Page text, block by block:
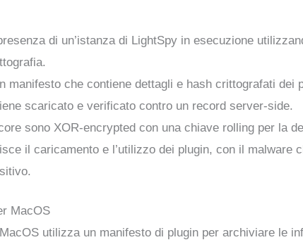
di un’istanza di LightSpy in esecuzione
manifesto che contiene dettagli e hash crittografati dei
scaricato e verificato contro un record server-side.
sono XOR-encrypted con una chiave rolling per la
il caricamento e l’utilizzo dei plugin, con il malware
MacOS
utilizza un manifesto di plugin per archiviare le